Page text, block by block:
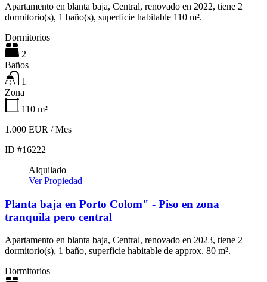
Apartamento en blanta baja, Central, renovado en 2022, tiene 2
dormitorio(s), 1 baño(s), superficie habitable 110 m².
Dormitorios
2
Baños
1
Zona
110 m²
1.000 EUR / Mes
ID #16222
Alquilado
Ver Propiedad
Planta baja en Porto Colom" - Piso en zona
tranquila pero central
Apartamento en blanta baja, Central, renovado en 2023, tiene 2
dormitorio(s), 1 baño, superficie habitable de approx. 80 m².
Dormitorios